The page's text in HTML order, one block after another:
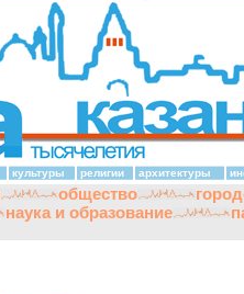
культуры религии архитектуры
общество
наука и образование